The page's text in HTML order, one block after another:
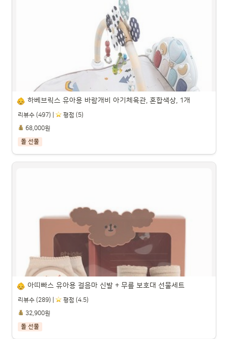
주식회사 골드에틱 순금 한살 돌반지 첫돌반지
파트너스 활동을 통해 일정액의 수수료를 제공받을 수 있습니다.
파트너스 활동을 통해 일정액의 수수료를 제공받을 수 있습니다.
하베브릭스 유아용 바람개비 아기체육관, 혼합색상, 1개
리뷰수 (497) |
️ 평점 (5)
68,000원
돌 선물
아띠빠스 유아용 걸음마 신발 + 무릎 보호대 선물세트
리뷰수 (289) |
️ 평점 (4.5)
32,900원
돌 선물